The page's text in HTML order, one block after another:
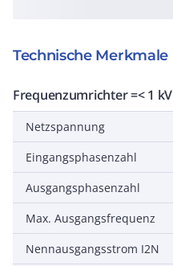
Technische Merkmale
Frequenzumrichter =< 1 kV
Netzspannung
Eingangsphasenzahl
Ausgangsphasenzahl
Max. Ausgangsfrequenz
Nennausgangsstrom I2N